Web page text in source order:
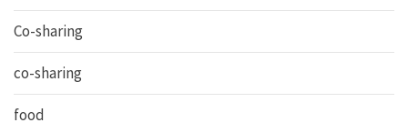
Co-sharing
co-sharing
food